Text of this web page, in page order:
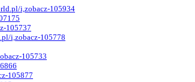
i,zobacz-105934
105737
i,zobacz-105778
105733
105877